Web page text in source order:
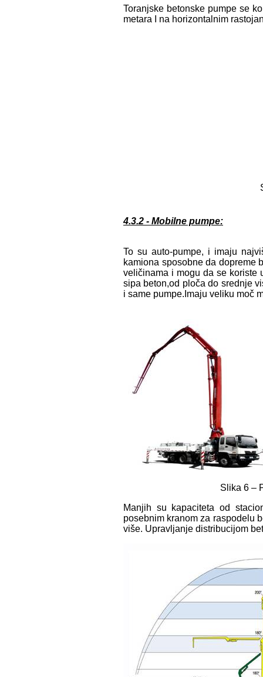
Toranjske betonske pumpe se
metara I na horizontalnim
4.3.2 - Mobilne pumpe:
To su auto-pumpe, i imaju
kamiona sposobne da dopreme
veličinama i mogu da se koriste
sipa beton,od ploča do srednje
i same pumpe.Imaju veliku moč
Slika 6 –
Manjih su kapaciteta od
posebnim kranom za raspodelu
više. Upravljanje distribucijom